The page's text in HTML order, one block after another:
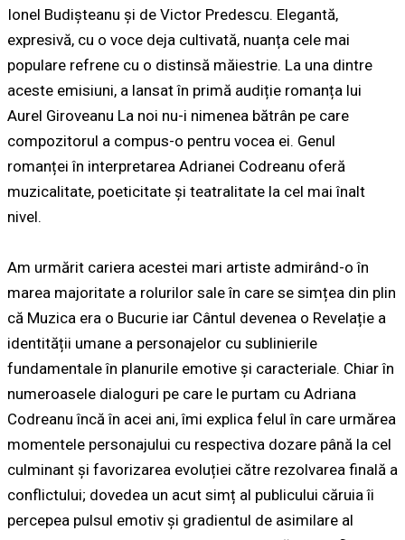
Ionel Budișteanu și de Victor Predescu. Elegantă,
expresivă, cu o voce deja cultivată, nuanța cele mai
populare refrene cu o distinsă măiestrie. La una dintre
aceste emisiuni, a lansat în primă audiție romanța lui
Aurel Giroveanu La noi nu-i nimenea bătrân pe care
compozitorul a compus-o pentru vocea ei. Genul
romanței în interpretarea Adrianei Codreanu oferă
muzicalitate, poeticitate și teatralitate la cel mai înalt
nivel.
Am urmărit cariera acestei mari artiste admirând-o în
marea majoritate a rolurilor sale în care se simțea din plin
că Muzica era o Bucurie iar Cântul devenea o Revelație a
identității umane a personajelor cu sublinierile
fundamentale în planurile emotive și caracteriale. Chiar în
numeroasele dialoguri pe care le purtam cu Adriana
Codreanu încă în acei ani, îmi explica felul în care urmărea
momentele personajului cu respectiva dozare până la cel
culminant și favorizarea evoluției către rezolvarea finală a
conflictului; dovedea un acut simț al publicului căruia îi
percepea pulsul emotiv și gradientul de asimilare al